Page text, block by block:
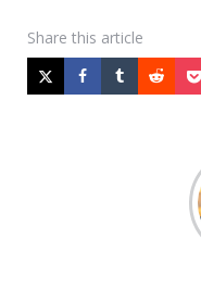
Share this article